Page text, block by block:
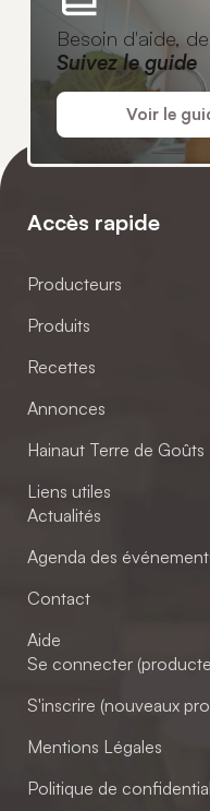
Besoin d'aide,
Suivez le guide
Voir le
Accès rapide
Producteurs
Produits
Recettes
Annonces
Hainaut Terre de Goûts
Liens utiles
Actualités
Agenda des
Contact
Aide
Se connecter
S'inscrire (nouveaux
Mentions Légales
Politique de